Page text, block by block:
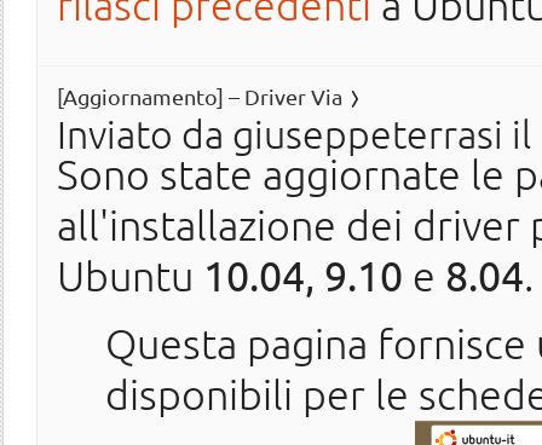
[Aggiornamento] – Driver Via
Inviato da giuseppeterrasi il
Sono state aggiornate le
all'installazione dei driver
Ubuntu 10.04, 9.10 e 8.04
Questa pagina
disponibili per le